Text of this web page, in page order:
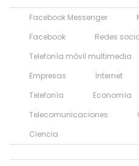
Facebook Messenger
Facebook
Redes
Telefonía móvil multimedia
Empresas
Internet
Telefonía
Economía
Telecomunicaciones
Ciencia